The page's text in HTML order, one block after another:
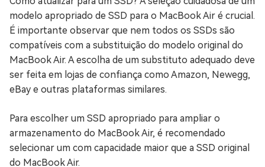
modelo apropriado de SSD para o MacBook Air é crucial.
É importante observar que nem todos os SSDs são
compatíveis com a substituição do modelo original do
MacBook Air. A escolha de um substituto adequado deve
ser feita em lojas de confiança como Amazon, Newegg,
eBay e outras plataformas similares.
Para escolher um SSD apropriado para ampliar o
armazenamento do MacBook Air, é recomendado
selecionar um com capacidade maior que a SSD original
do MacBook Air.